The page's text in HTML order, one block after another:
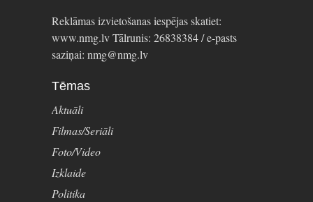
Reklāmas izvietošanas iespējas skatiet:
www.nmg.lv Tālrunis: 26838384 / e-pasts
saziņai: nmg@nmg.lv
Tēmas
Aktuāli
Filmas/Seriāli
Foto/Video
Izklaide
Politika